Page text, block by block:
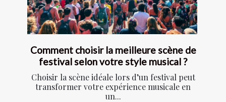
Comment choisir la meilleure scène de
festival selon votre style musical ?
Choisir la scène idéale lors d’un festival peut
transformer votre expérience musicale en
un...